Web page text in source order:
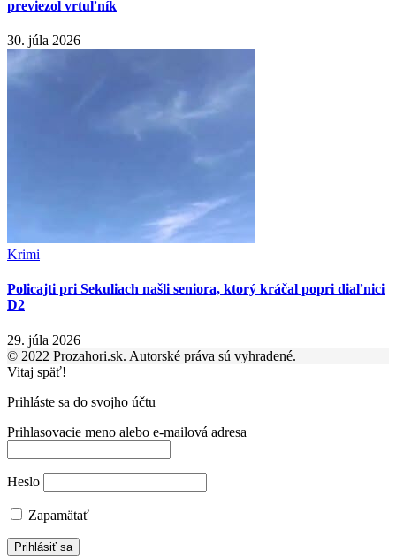
previezol vrtuľník
30. júla 2026
Krimi
Policajti pri Sekuliach našli seniora, ktorý kráčal popri diaľnici
D2
29. júla 2026
© 2022 Prozahori.sk. Autorské práva sú vyhradené.
Vitaj späť!
Prihláste sa do svojho účtu
Prihlasovacie meno alebo e-mailová adresa
Heslo
Zapamätať